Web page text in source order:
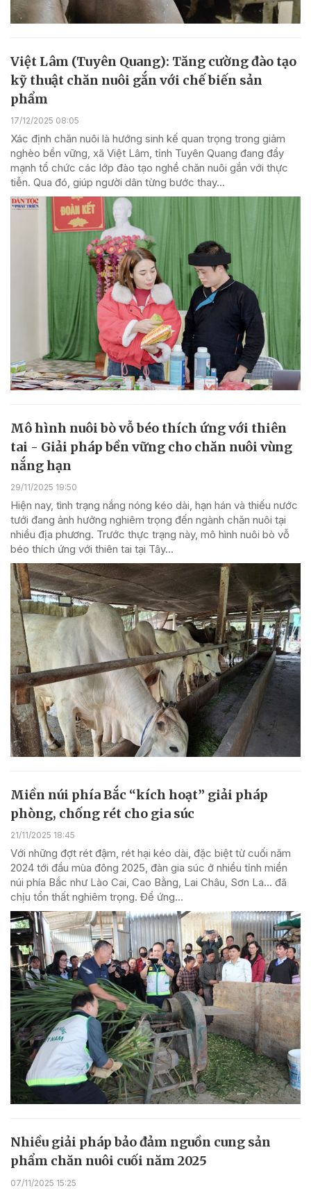
Việt Lâm (Tuyên Quang): Tăng cường đào tạo
kỹ thuật chăn nuôi gắn với chế biến sản
phẩm
17/12/2025 08:05
Xác định chăn nuôi là hướng sinh kế quan trọng trong giảm
nghèo bền vững, xã Việt Lâm, tỉnh Tuyên Quang đang đẩy
mạnh tổ chức các lớp đào tạo nghề chăn nuôi gắn với thực
tiễn. Qua đó, giúp người dân từng bước thay...
Mô hình nuôi bò vỗ béo thích ứng với thiên
tai - Giải pháp bền vững cho chăn nuôi vùng
nắng hạn
29/11/2025 19:50
Hiện nay, tình trạng nắng nóng kéo dài, hạn hán và thiếu nước
tưới đang ảnh hưởng nghiêm trọng đến ngành chăn nuôi tại
nhiều địa phương. Trước thực trạng này, mô hình nuôi bò vỗ
béo thích ứng với thiên tai tại Tây...
Miền núi phía Bắc “kích hoạt” giải pháp
phòng, chống rét cho gia súc
21/11/2025 18:45
Với những đợt rét đậm, rét hại kéo dài, đặc biệt từ cuối năm
2024 tới đầu mùa đông 2025, đàn gia súc ở nhiều tỉnh miền
núi phía Bắc như Lào Cai, Cao Bằng, Lai Châu, Sơn La… đã
chịu tổn thất nghiêm trọng. Để ứng...
Nhiều giải pháp bảo đảm nguồn cung sản
phẩm chăn nuôi cuối năm 2025
07/11/2025 15:25